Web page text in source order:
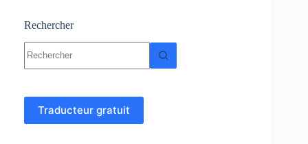
–
corrigés
Rechercher
résultat
Traducteur gratuit